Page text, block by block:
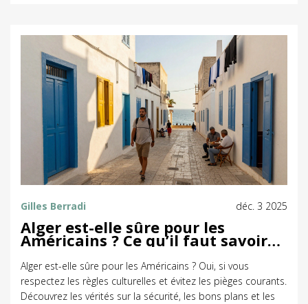
Gilles Berradi déc. 3 2025
Alger est-elle sûre pour les
Américains ? Ce qu’il faut savoir
avant de voyager
Alger est-elle sûre pour les Américains ? Oui, si vous
respectez les règles culturelles et évitez les pièges courants.
Découvrez les vérités sur la sécurité, les bons plans et les